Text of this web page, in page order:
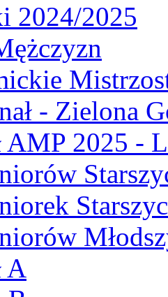
2024/2025
- Zielona
AMP 2025 -
A